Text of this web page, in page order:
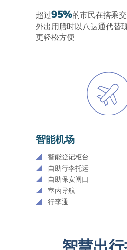
超过95%的市民在搭乘
外出用膳时以八达通代替
更轻松方便
智能机场
智能登记柜台
自助行李托运
自助保安闸口
室内导航
行李通
智慧出